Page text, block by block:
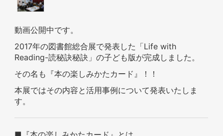
動画公開中です。
2017年の図書館総合展で発表した「Life with
Reading-読秘訣秘訣」の子ども版が完成しました。
その名も『本の楽しみかたカード』！！
本展ではその内容と活用事例について発表いたしま
す。